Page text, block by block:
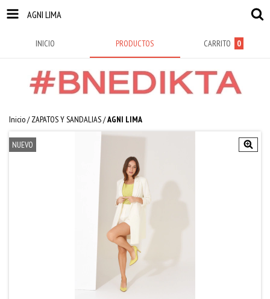
AGNI LIMA
INICIO PRODUCTOS CARRITO 0
Inicio/ ZAPATOS Y SANDALIAS/AGNI LIMA
NUEVO